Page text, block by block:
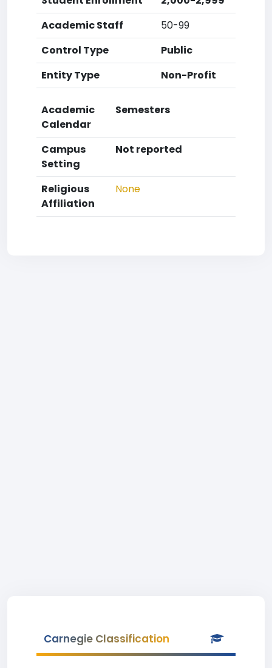
Academic Staff
50-99
Control Type
Public
Entity Type
Non-Profit
Academic
Calendar
Semesters
Campus
Setting
Not reported
Religious
Affiliation
None
Carnegie Classification